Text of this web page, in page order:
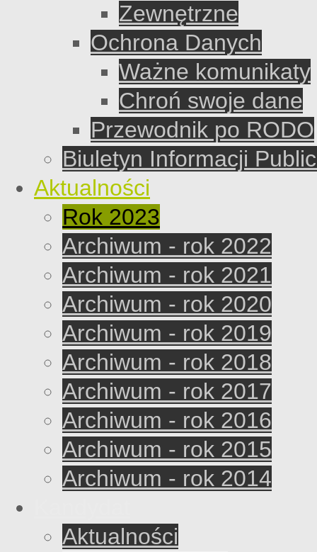
Zewnętrzne
Ochrona Danych
Ważne komunikaty
Chroń swoje dane
Przewodnik po RODO
Biuletyn Informacji
Aktualności
Rok 2023
Archiwum - rok 2022
Archiwum - rok 2021
Archiwum - rok 2020
Archiwum - rok 2019
Archiwum - rok 2018
Archiwum - rok 2017
Archiwum - rok 2016
Archiwum - rok 2015
Archiwum - rok 2014
Aktualności